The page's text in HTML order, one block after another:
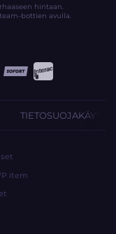
hintaan.
bottien avulla.
item